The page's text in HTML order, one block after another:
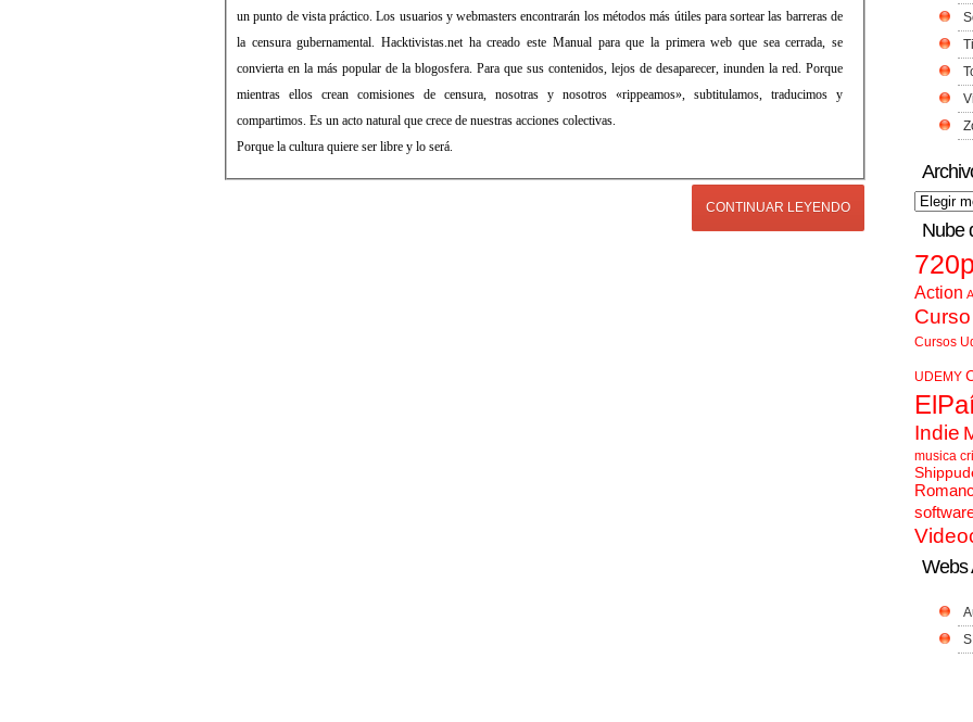
un punto de vista práctico. Los usuarios y webmasters encontrarán los métodos más útiles para sortear las barreras de
la censura gubernamental. Hacktivistas.net ha creado este Manual para que la primera web que sea cerrada, se
convierta en la más popular de la blogosfera. Para que sus contenidos, lejos de desaparecer, inunden la red. Porque
mientras ellos crean comisiones de censura, nosotras y nosotros «rippeamos», subtitulamos, traducimos y
compartimos. Es un acto natural que crece de nuestras acciones colectivas.
Porque la cultura quiere ser libre y lo será.
CONTINUAR LEYENDO
Nube
Action
Cursos
UDEMY
Indie
musica
Webs